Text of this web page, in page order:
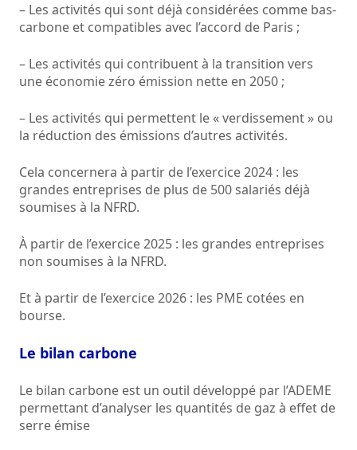
– Les activités qui sont déjà considérées comme bas-
carbone et compatibles avec l’accord de Paris ;
– Les activités qui contribuent à la transition vers
une économie zéro émission nette en 2050 ;
– Les activités qui permettent le « verdissement » ou
la réduction des émissions d’autres activités.
Cela concernera à partir de l’exercice 2024 : les
grandes entreprises de plus de 500 salariés déjà
soumises à la NFRD.
À partir de l’exercice 2025 : les grandes entreprises
non soumises à la NFRD.
Et à partir de l’exercice 2026 : les PME cotées en
bourse.
Le bilan carbone
Le bilan carbone est un outil développé par l’ADEME
permettant d’analyser les quantités de gaz à effet de
serre émise